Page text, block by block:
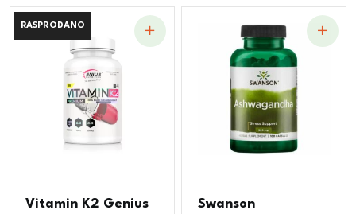
RASPRODANO
RASPRODANO
Vitamin K2 Genius
Swanson